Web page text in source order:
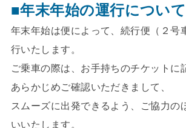
■年末年始の運行について
年末年始は便によって、続行便（２号
行いたします。
ご乗車の際は、お手持ちのチケットに
あらかじめご確認いただきまして、
スムーズに出発できるよう、ご協力の
いいたします。